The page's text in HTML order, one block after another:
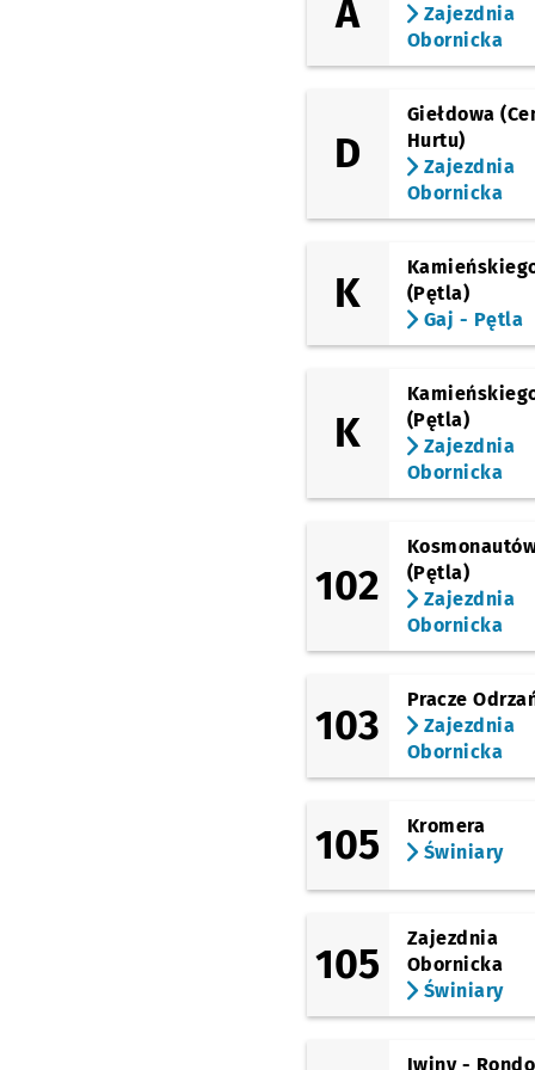
Zajezdnia Obornicka
A
Zajezdnia
Obornicka
D
Giełdowa
Hurtu)
Zajezdnia
Obornicka
K
(Pętla)
Gaj - Pętla
K
(Pętla)
Zajezdnia
Obornicka
102
(Pętla)
Zajezdnia
Obornicka
103
Pracze
Zajezdnia
Obornicka
105
Kromera
Świniary
105
Zajezdnia
Obornicka
Świniary
Iwiny - Rondo